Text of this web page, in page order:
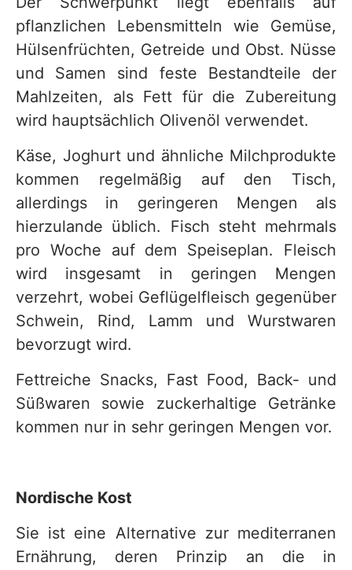
pflanzlichen Lebensmitteln wie Gemüse,
Hülsenfrüchten, Getreide und Obst. Nüsse
und Samen sind feste Bestandteile der
Mahlzeiten, als Fett für die Zubereitung
wird hauptsächlich Olivenöl verwendet.
Käse, Joghurt und ähnliche Milchprodukte
kommen regelmäßig auf den Tisch,
allerdings in geringeren Mengen als
hierzulande üblich. Fisch steht mehrmals
pro Woche auf dem Speiseplan. Fleisch
wird insgesamt in geringen Mengen
verzehrt, wobei Geflügelfleisch gegenüber
Schwein, Rind, Lamm und Wurstwaren
bevorzugt wird.
Fettreiche Snacks, Fast Food, Back- und
Süßwaren sowie zuckerhaltige Getränke
kommen nur in sehr geringen Mengen vor.
Nordische Kost
Sie ist eine Alternative zur mediterranen
Ernährung, deren Prinzip an die in